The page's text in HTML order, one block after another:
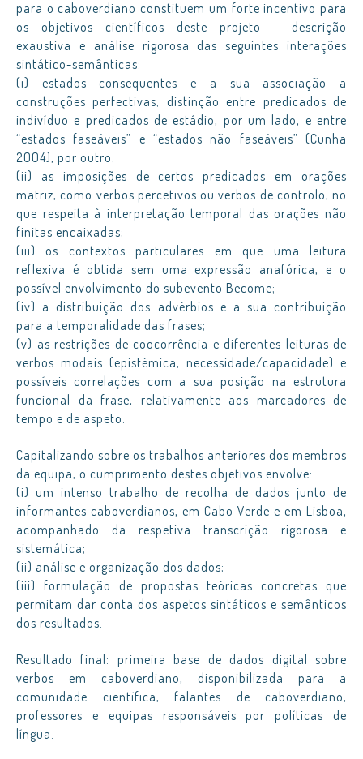
para o caboverdiano constituem um forte incentivo para
os objetivos científicos deste projeto – descrição
exaustiva e análise rigorosa das seguintes interações
sintático-semânticas:
(i) estados consequentes e a sua associação a
construções perfectivas; distinção entre predicados de
indivíduo e predicados de estádio, por um lado, e entre
“estados faseáveis” e “estados não faseáveis” (Cunha
2004), por outro;
(ii) as imposições de certos predicados em orações
matriz, como verbos percetivos ou verbos de controlo, no
que respeita à interpretação temporal das orações não
finitas encaixadas;
(iii) os contextos particulares em que uma leitura
reflexiva é obtida sem uma expressão anafórica, e o
possível envolvimento do subevento Become;
(iv) a distribuição dos advérbios e a sua contribuição
para a temporalidade das frases;
(v) as restrições de coocorrência e diferentes leituras de
verbos modais (epistémica, necessidade/capacidade) e
possíveis correlações com a sua posição na estrutura
funcional da frase, relativamente aos marcadores de
tempo e de aspeto.
Capitalizando sobre os trabalhos anteriores dos membros
da equipa, o cumprimento destes objetivos envolve:
(i) um intenso trabalho de recolha de dados junto de
informantes caboverdianos, em Cabo Verde e em Lisboa,
acompanhado da respetiva transcrição rigorosa e
sistemática;
(ii) análise e organização dos dados;
(iii) formulação de propostas teóricas concretas que
permitam dar conta dos aspetos sintáticos e semânticos
dos resultados.
Resultado final: primeira base de dados digital sobre
verbos em caboverdiano, disponibilizada para a
comunidade científica, falantes de caboverdiano,
professores e equipas responsáveis por políticas de
língua.